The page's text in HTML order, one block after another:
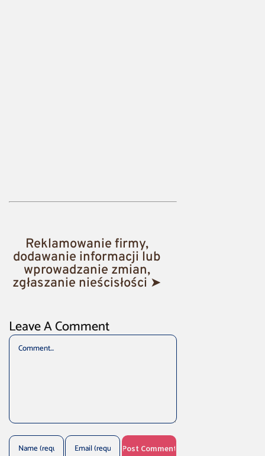
Reklamowanie firmy,
dodawanie informacji lub
wprowadzanie zmian,
zgłaszanie nieścisłości ➤
Leave A Comment
Comment